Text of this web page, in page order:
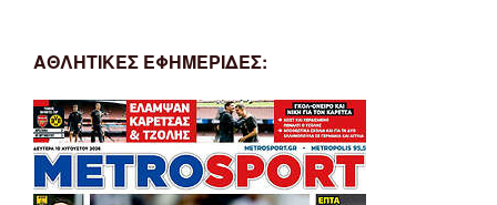
ΑΘΛΗΤΙΚΕΣ ΕΦΗΜΕΡΙΔΕΣ: